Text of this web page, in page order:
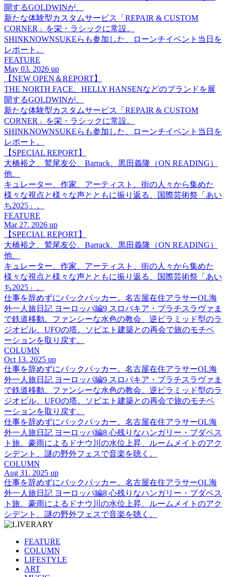
開するGOLDWINが、
新たな体験型カスタムサービス「REPAIR & CUSTOM
CORNER」を栄・ラシックに常設。
SHINKNOWNSUKEらも参加した、ローンチイベント当日を
レポート。
FEATURE
May 03. 2026 up
【NEW OPEN＆REPORT】
THE NORTH FACE、HELLY HANSENなどのブランドを展
開するGOLDWINが、
新たな体験型カスタムサービス「REPAIR & CUSTOM
CORNER」を栄・ラシックに常設。
SHINKNOWNSUKEらも参加した、ローンチイベント当日を
レポート。
【SPECIAL REPORT】
大橋裕之、鷲尾友公、Barrack、黒田義隆（ON READING）
他、
キュレーター、作家、アーティスト、街の人々から集めた
様々な視点と様々な声とともに振り返る、国際芸術祭「あい
ち2025」。
FEATURE
Mar 27. 2026 up
【SPECIAL REPORT】
大橋裕之、鷲尾友公、Barrack、黒田義隆（ON READING）
他、
キュレーター、作家、アーティスト、街の人々から集めた
様々な視点と様々な声とともに振り返る、国際芸術祭「あい
ち2025」。
仕事を辞めずにバックパッカー。名古屋在住アラサーOL海
外一人旅日記 ヨーロッパ編9 スロバキア・ブラチスラヴァま
で鉄道移動。ファンシーな水色の教会、逆ピラミッド型のラ
ジオビル、UFOの塔。ソビエト建築との再会で旅のモチベ
ーションを取り戻す。
COLUMN
Oct 13. 2025 up
仕事を辞めずにバックパッカー。名古屋在住アラサーOL海
外一人旅日記 ヨーロッパ編9 スロバキア・ブラチスラヴァま
で鉄道移動。ファンシーな水色の教会、逆ピラミッド型のラ
ジオビル、UFOの塔。ソビエト建築との再会で旅のモチベ
ーションを取り戻す。
仕事を辞めずにバックパッカー。名古屋在住アラサーOL海
外一人旅日記 ヨーロッパ編8 心残りなハンガリー・ブダペス
ト旅。豪雨によるドナウ川の水位上昇、ルームメイトのアク
シデント、謎の野外フェスで音楽を聴く。
COLUMN
Aug 31. 2025 up
仕事を辞めずにバックパッカー。名古屋在住アラサーOL海
外一人旅日記 ヨーロッパ編8 心残りなハンガリー・ブダペス
ト旅。豪雨によるドナウ川の水位上昇、ルームメイトのアク
シデント、謎の野外フェスで音楽を聴く。
FEATURE
COLUMN
LIFESTYLE
ART